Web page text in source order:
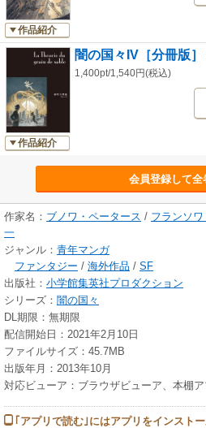
作品紹介
作品紹介
闇の国々IV［分冊版
1,400pt/1,540円(税込)
会員登録して全
作家名： ブノワ・ペータース / フランソ
一
ジャンル： 青年マンガ
ファンタジー / 海外作品 / SF
出版社： 小学館集英社プロダクション
シリーズ： 闇の国々
DL期限：無期限
配信開始日：2021年2月10日
ファイルサイズ：45.7MB
出版年月：2013年10月
対応ビューア：ブラウザビューア、本棚ア
｢アプリで読む｣にはアプリをインスト